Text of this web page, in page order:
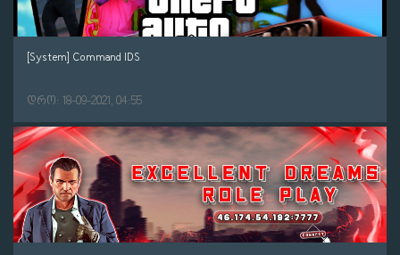
[System] Command IDS
დრო: 18-09-2021, 04:55